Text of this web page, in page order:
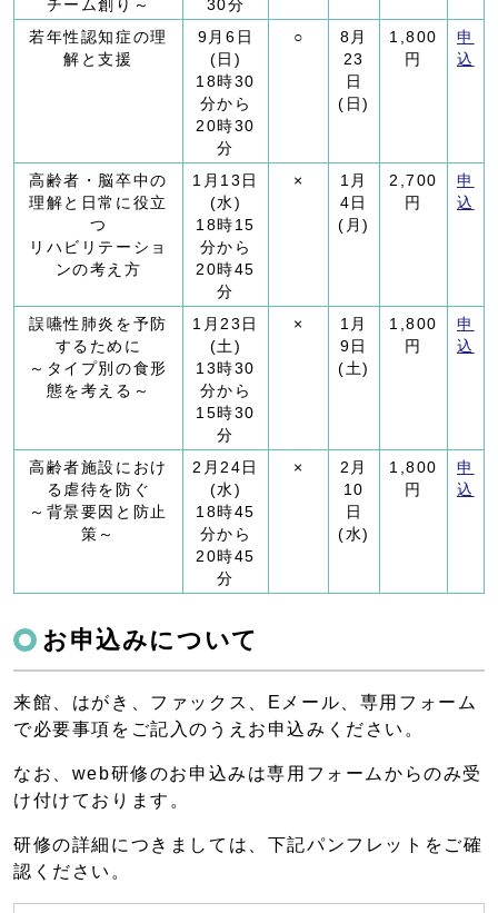
チーム創り～
30分
若年性認知症の理
解と支援
9月6日
(日)
18時30
分から
20時30
分
○
8月
23
日
(日)
1,800
円
申
込
高齢者・脳卒中の
理解と日常に役立
つ
リハビリテーショ
ンの考え方
1月13日
(水)
18時15
分から
20時45
分
×
1月
4日
(月)
2,700
円
申
込
誤嚥性肺炎を予防
するために
～タイプ別の食形
態を考える～
1月23日
(土)
13時30
分から
15時30
分
×
1月
9日
(土)
1,800
円
申
込
高齢者施設におけ
る虐待を防ぐ
～背景要因と防止
策～
2月24日
(水)
18時45
分から
20時45
分
×
2月
10
日
(水)
1,800
円
申
込
お申込みについて
来館、はがき、ファックス、Eメール、専用フォーム
で必要事項をご記入のうえお申込みください。
なお、web研修のお申込みは専用フォームからのみ受
け付けております。
研修の詳細につきましては、下記パンフレットをご確
認ください。